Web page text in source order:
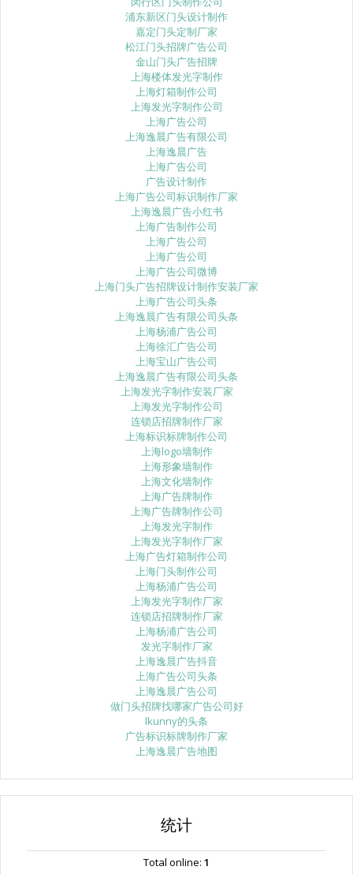
浦东新区门头设计制作
嘉定门头定制厂家
松江门头招牌广告公司
金山门头广告招牌
上海楼体发光字制作
上海灯箱制作公司
上海发光字制作公司
上海广告公司
上海逸晨广告有限公司
上海逸晨广告
上海广告公司
广告设计制作
上海广告公司标识制作厂家
上海逸晨广告小红书
上海广告制作公司
上海广告公司
上海广告公司
上海广告公司微博
上海门头广告招牌设计制作安装厂家
上海广告公司头条
上海逸晨广告有限公司头条
上海杨浦广告公司
上海徐汇广告公司
上海宝山广告公司
上海逸晨广告有限公司头条
上海发光字制作安装厂家
上海发光字制作公司
连锁店招牌制作厂家
上海标识标牌制作公司
上海logo墙制作
上海形象墙制作
上海文化墙制作
上海广告牌制作
上海广告牌制作公司
上海发光字制作
上海发光字制作厂家
上海广告灯箱制作公司
上海门头制作公司
上海杨浦广告公司
上海发光字制作厂家
连锁店招牌制作厂家
上海杨浦广告公司
发光字制作厂家
上海逸晨广告抖音
上海广告公司头条
上海逸晨广告公司
做门头招牌找哪家广告公司好
lkunny的头条
广告标识标牌制作厂家
上海逸晨广告地图
统计
Total online: 1